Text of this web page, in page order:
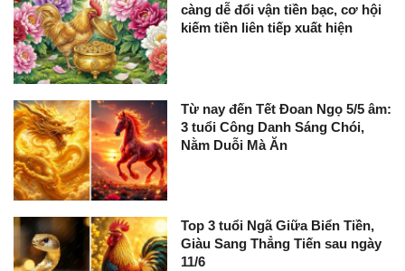
càng dễ đổi vận tiền bạc, cơ hội
kiếm tiền liên tiếp xuất hiện
Từ nay đến Tết Đoan Ngọ 5/5 âm:
3 tuổi Công Danh Sáng Chói,
Nằm Duỗi Mà Ăn
Top 3 tuổi Ngã Giữa Biển Tiền,
Giàu Sang Thẳng Tiến sau ngày
11/6